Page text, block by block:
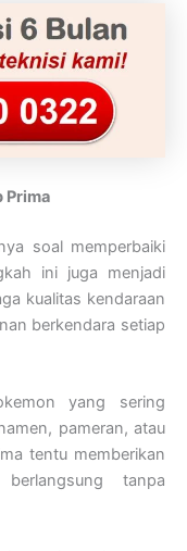
Prima
soal memperbaiki
ini juga menjadi
kualitas kendaraan
berkendara setiap
yang sering
pameran, atau
tentu memberikan
tanpa